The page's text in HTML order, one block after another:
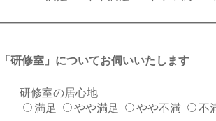
「研修室」についてお伺いいたします
研修室の居心地
満足
やや満足 やや不満 不